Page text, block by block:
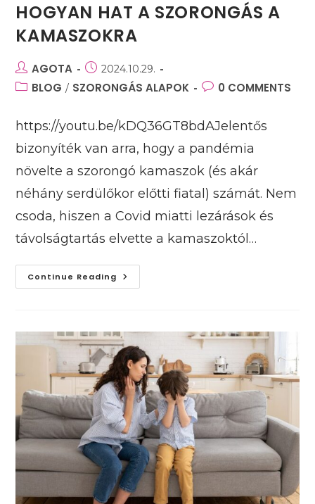
HOGYAN HAT A SZORONGÁS A
KAMASZOKRA
Post
author:
AGOTA
Post
published:
2024.10.29.
PostBLOG / SZORONGÁS ALAPOK
Post0 COMMENTS
https://youtu.be/kDQ36GT8bdAJelentős
bizonyíték van arra, hogy a pandémia
növelte a szorongó kamaszok (és akár
néhány serdülőkor előtti fiatal) számát. Nem
csoda, hiszen a Covid miatti lezárások és
távolságtartás elvette a kamaszoktól…
Continue Reading Hogyan
Hat